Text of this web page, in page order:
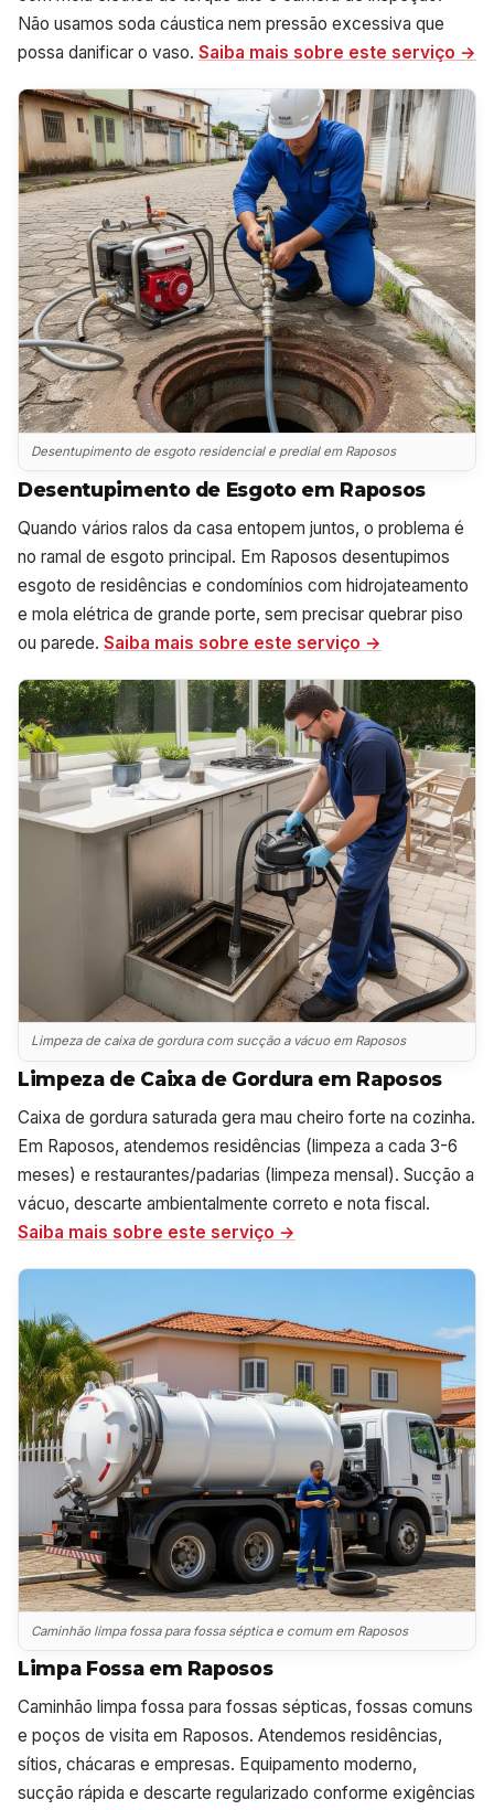
Não usamos soda cáustica nem pressão excessiva que
possa danificar o vaso. Saiba mais sobre este serviço →
Desentupimento de esgoto residencial e predial em Raposos
Desentupimento de Esgoto em Raposos
Quando vários ralos da casa entopem juntos, o problema é
no ramal de esgoto principal. Em Raposos desentupimos
esgoto de residências e condomínios com hidrojateamento
e mola elétrica de grande porte, sem precisar quebrar piso
ou parede. Saiba mais sobre este serviço →
Limpeza de caixa de gordura com sucção a vácuo em Raposos
Limpeza de Caixa de Gordura em Raposos
Caixa de gordura saturada gera mau cheiro forte na cozinha.
Em Raposos, atendemos residências (limpeza a cada 3-6
meses) e restaurantes/padarias (limpeza mensal). Sucção a
vácuo, descarte ambientalmente correto e nota fiscal.
Saiba mais sobre este serviço →
Caminhão limpa fossa para fossa séptica e comum em Raposos
Limpa Fossa em Raposos
Caminhão limpa fossa para fossas sépticas, fossas comuns
e poços de visita em Raposos. Atendemos residências,
sítios, chácaras e empresas. Equipamento moderno,
sucção rápida e descarte regularizado conforme exigências